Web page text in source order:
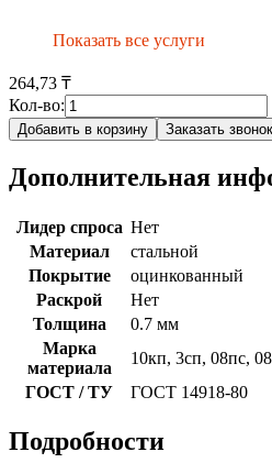
Показать все услуги
264,73 ₸
Кол-во:
Добавить в корзину Заказать звонок
Дополнительная
Лидер спроса Нет
Материал
стальной
Покрытие
оцинкованный
Раскрой
Нет
Толщина
0.7 мм
Марка
материала
10кп, 3сп, 08пс,
ГОСТ / ТУ
ГОСТ 14918-80
Подробности